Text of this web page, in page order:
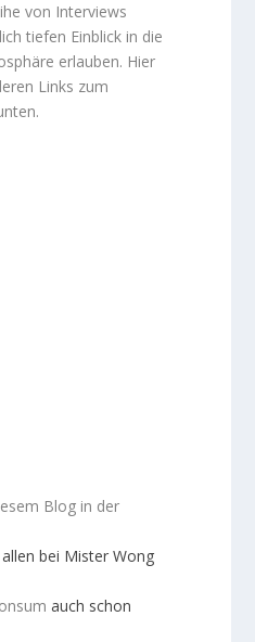
von Interviews
tiefen Einblick in die
erlauben. Hier
Links zum
Blog in der
bei Mister Wong
auch schon